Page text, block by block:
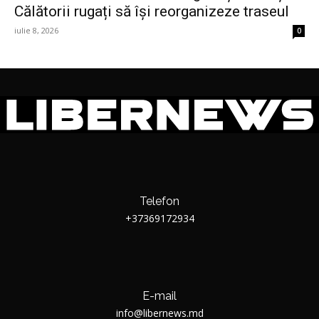
Călătorii rugați să își reorganizeze traseul
iulie 8, 2026 0
Telefon
+37369172934
E-mail
info@libernews.md